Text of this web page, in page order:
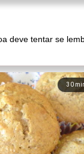
deve tentar se
30